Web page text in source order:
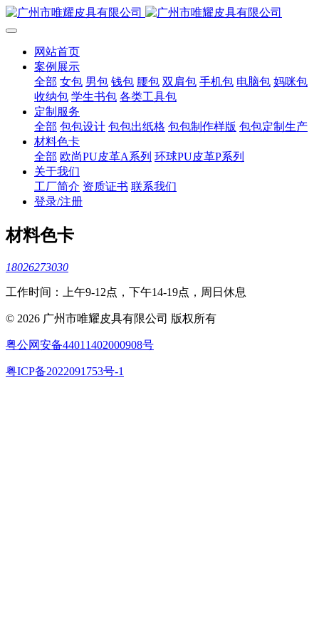
网站首页
案例展示
全部 女包 男包 钱包 腰包 双肩包 手机包 电脑包 妈咪包
收纳包 学生书包 各类工具包
定制服务
全部 包包设计 包包出纸格 包包制作样版 包包定制生产
材料色卡
全部 欧尚PU皮革A系列 环球PU皮革P系列
关于我们
工厂简介 资质证书 联系我们
登录/注册
材料色卡
18026273030
工作时间：上午9-12点，下午14-19点，周日休息
© 2026 广州市唯耀皮具有限公司 版权所有
粤公网安备44011402000908号
粤ICP备2022091753号-1